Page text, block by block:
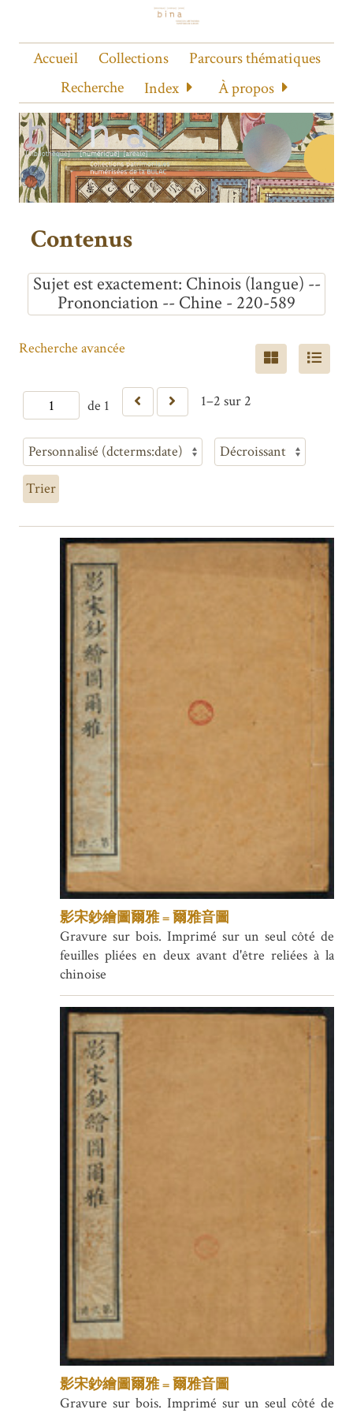
Accueil Collections
Parcours thématiques
Recherche
Index À propos
Contenus
Sujet est exactement Chinois (langue) --
Prononciation -- Chine - 220-589
de 1 1–2 sur 2
Recherche avancée
Trier
影宋鈔繪圖爾雅 = 爾雅音圖
Gravure sur bois. Imprimé sur un seul côté de
feuilles pliées en deux avant d'être reliées à la
chinoise
影宋鈔繪圖爾雅 = 爾雅音圖
Gravure sur bois. Imprimé sur un seul côté de